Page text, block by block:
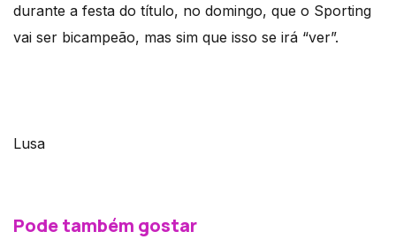
durante a festa do título, no domingo, que o Sporting
vai ser bicampeão, mas sim que isso se irá “ver”.
Lusa
Pode também gostar